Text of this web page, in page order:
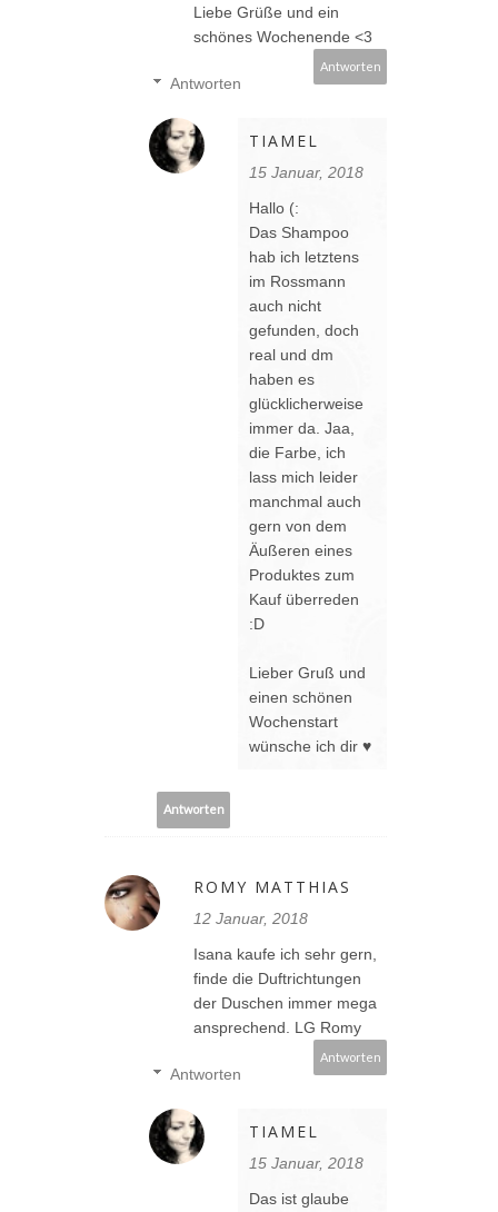
Liebe Grüße und ein
schönes Wochenende <3
Antworten
Antworten
TIAMEL
15 Januar, 2018
Hallo (:
Das Shampoo
hab ich letztens
im Rossmann
auch nicht
gefunden, doch
real und dm
haben es
glücklicherweise
immer da. Jaa,
die Farbe, ich
lass mich leider
manchmal auch
gern von dem
Äußeren eines
Produktes zum
Kauf überreden
:D
Lieber Gruß und
einen schönen
Wochenstart
wünsche ich dir ♥
Antworten
ROMY MATTHIAS
12 Januar, 2018
Isana kaufe ich sehr gern,
finde die Duftrichtungen
der Duschen immer mega
ansprechend. LG Romy
Antworten
Antworten
TIAMEL
15 Januar, 2018
Das ist glaube